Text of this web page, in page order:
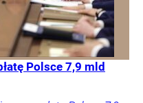
Polsce 7,9 mld